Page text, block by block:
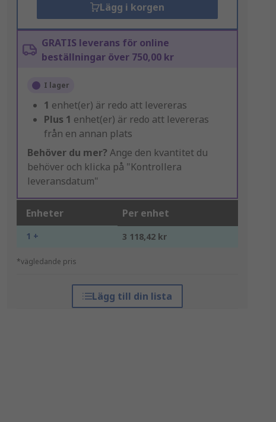
Lägg i korgen
GRATIS leverans för online
beställningar över 750,00 kr
I lager
1 enhet(er) är redo att levereras
Plus 1 enhet(er) är redo att levereras
från en annan plats
Behöver du mer? Ange den kvantitet du
behöver och klicka på "Kontrollera
leveransdatum"
Enheter Per enhet
1 + 3 118,42 kr
*vägledande pris
Lägg till din lista